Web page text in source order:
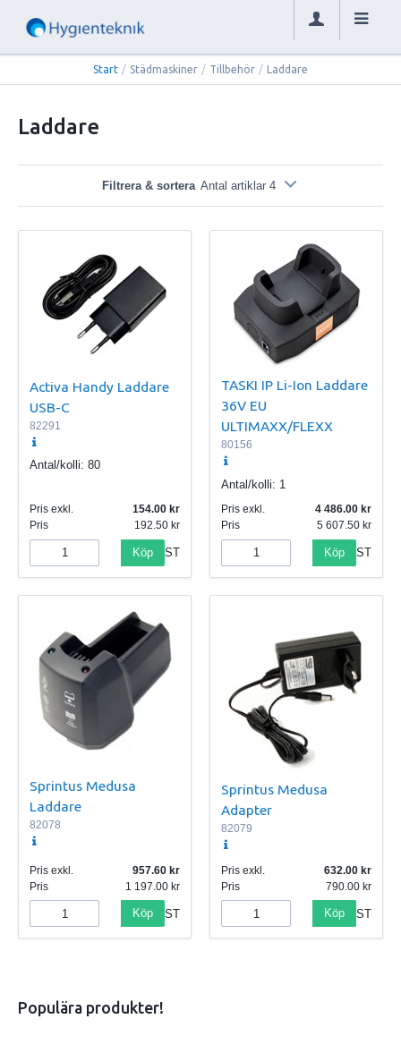
Start / Städmaskiner / Tillbehör / Laddare
Laddare
Filtrera & sortera Antal artiklar 4
Activa Handy Laddare
USB-C
82291
Antal/kolli: 80
Pris exkl.
154.00
Pris
192.50
Köp ST
TASKI IP Li-Ion Laddare
36V EU
ULTIMAXX/FLEXX
80156
Antal/kolli: 1
Pris exkl.
4 486.00
Pris
5 607.50
Köp ST
Sprintus Medusa
Laddare
82078
Pris exkl.
957.60
Pris
1 197.00
Köp ST
Sprintus Medusa
Adapter
82079
Pris exkl.
632.00
Pris
790.00
Köp ST
Populära produkter!